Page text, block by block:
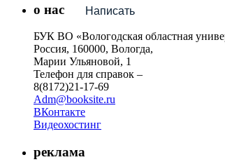
Написать
о нас
БУК ВО «Вологодская областная
Россия, 160000, Вологда,
Марии Ульяновой, 1
Телефон для справок –
8(8172)21-17-69
Adm@booksite.ru
ВКонтакте
Видеохостинг
реклама